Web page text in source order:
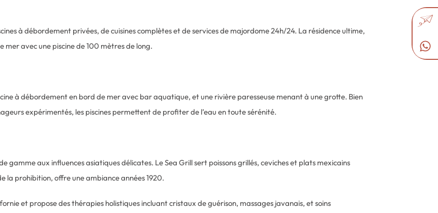
à débordement privées, de cuisines complètes et de services de majordome 24h/24. La résidence ultime,
mer avec une piscine de 100 mètres de long.
à débordement en bord de mer avec bar aquatique, et une rivière paresseuse menant à une grotte. Bien
expérimentés, les piscines permettent de profiter de l’eau en toute sérénité.
gamme aux influences asiatiques délicates. Le Sea Grill sert poissons grillés, ceviches et plats mexicains
la prohibition, offre une ambiance années 1920.
et propose des thérapies holistiques incluant cristaux de guérison, massages javanais, et soins